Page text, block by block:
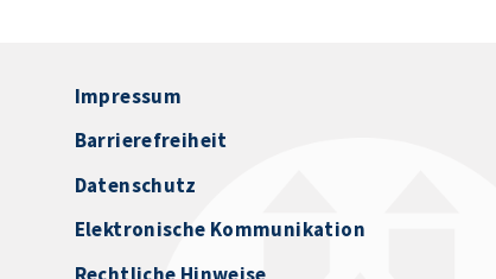
Impressum
Barrierefreiheit
Datenschutz
Elektronische Kommunikation